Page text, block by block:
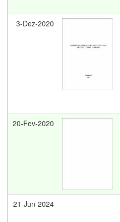
3-Dez-2020
20-Fev-2020
21-Jun-2024